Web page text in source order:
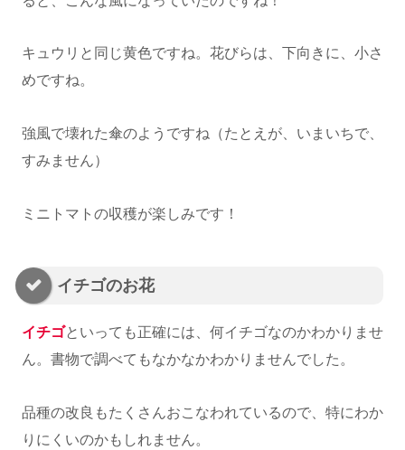
キュウリと同じ黄色ですね。花びらは、下向きに、小さ
めですね。
強風で壊れた傘のようですね（たとえが、いまいちで、
すみません）
ミニトマトの収穫が楽しみです！
イチゴのお花
イチゴといっても正確には、何イチゴなのかわかりませ
ん。書物で調べてもなかなかわかりませんでした。
品種の改良もたくさんおこなわれているので、特にわか
りにくいのかもしれません。